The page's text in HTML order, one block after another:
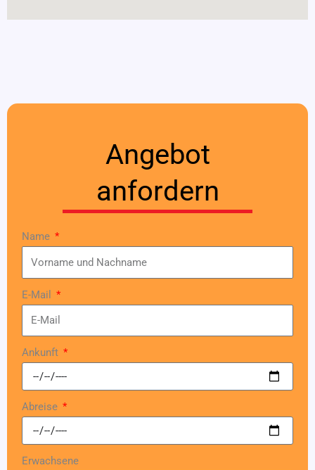
Angebot
anfordern
Name
E-Mail
Ankunft
Abreise
Erwachsene